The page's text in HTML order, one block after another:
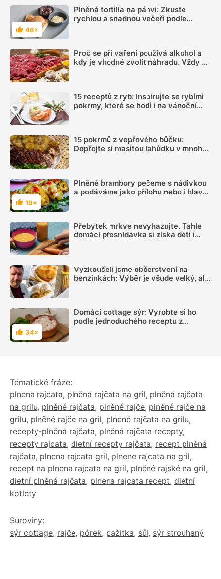
Hodnocení
46×
Plněná tortilla na pánvi: Zkuste
rychlou a snadnou večeři podle
Proč se při vaření používá alkohol a
kdy je vhodné zvolit náhradu. Vždy se
15 receptů z ryb: Inspirujte se rybími
pokrmy, které se hodí i na vánoční
15 pokrmů z vepřového bůčku:
Dopřejte si masitou lahůdku v mnoha
Hodnocení
19×
Plněné brambory pečeme s nádivkou
a podáváme jako přílohu nebo i hlavní
Přebytek mrkve nevyhazujte. Tahle
domácí přesnídávka si získá děti i
Vyzkoušeli jsme občerstvení na
benzinkách: Výběr je všude velký, ale
Hodnocení
34×
Domácí cottage sýr: Vyrobte si ho
podle jednoduchého receptu z
Tématické fráze:
plnena rajcata, plněná rajčata na gril, plněná rajčata
na grilu, plněné rajčata, plněné rajče, plněné rajče na
grilu, plněné rajče na gril, plnené rajčata na grilu,
recepty-plněná rajčata, plněná rajčata recepty,
recepty rajcata, dietní recepty rajčata, recept plněná
rajčata, plnena rajcata gril, plnene rajcata na gril,
recept na plnena rajcata na gril, plněné rajské na gril,
dietní plněná rajčata, plnena rajcata recept, dietní
kotlety
Suroviny:
sýr cottage, rajče, pórek, pažitka, sůl, sýr strouhaný